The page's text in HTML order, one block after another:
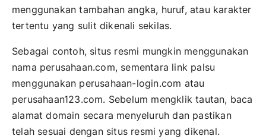
menggunakan tambahan angka, huruf, atau karakter
tertentu yang sulit dikenali sekilas.
Sebagai contoh, situs resmi mungkin menggunakan
nama perusahaan.com, sementara link palsu
menggunakan perusahaan-login.com atau
perusahaan123.com. Sebelum mengklik tautan, baca
alamat domain secara menyeluruh dan pastikan
telah sesuai dengan situs resmi yang dikenal.